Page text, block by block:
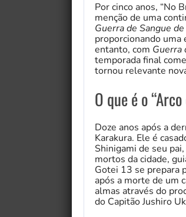
Por cinco anos, “No
menção de uma
Guerra de Sangue
proporcionando uma
entanto, com Guerra
temporada final
tornou relevante
O que é o
Doze anos após a
Karakura. Ele é
Shinigami de seu
mortos da cidade,
Gotei 13 se prepara
após a morte de um
almas através do
do Capitão Jushiro